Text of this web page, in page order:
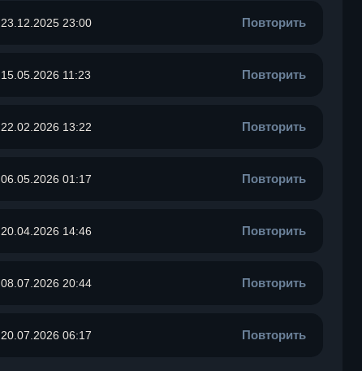
23.12.2025 23:00 Повторить
15.05.2026 11:23 Повторить
22.02.2026 13:22 Повторить
06.05.2026 01:17 Повторить
20.04.2026 14:46 Повторить
08.07.2026 20:44 Повторить
20.07.2026 06:17 Повторить